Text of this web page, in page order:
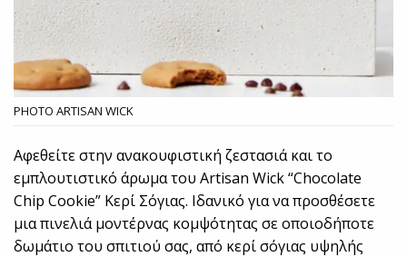
PHOTO ARTISAN WICK
Αφεθείτε στην ανακουφιστική ζεστασιά και το
εμπλουτιστικό άρωμα του Artisan Wick “Chocolate
Chip Cookie” Κερί Σόγιας. Ιδανικό για να προσθέσετε
μια πινελιά μοντέρνας κομψότητας σε οποιοδήποτε
δωμάτιο του σπιτιού σας, από κερί σόγιας υψηλής